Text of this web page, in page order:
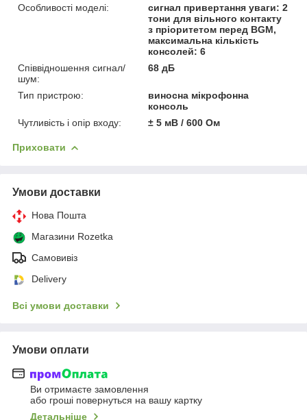
Особливості моделі:
сигнал привертання уваги: 2
тони для вільного контакту
з пріоритетом перед BGM,
максимальна кількість
консолей: 6
Співвідношення сигнал/
шум:
68 дБ
Тип пристрою:
виносна мікрофонна
консоль
Чутливість і опір входу:
± 5 мВ / 600 Ом
Приховати
Умови доставки
Нова Пошта
Магазини Rozetka
Самовивіз
Delivery
Всі умови доставки
Умови оплати
Ви отримаєте замовлення
або гроші повернуться на вашу картку
Детальніше